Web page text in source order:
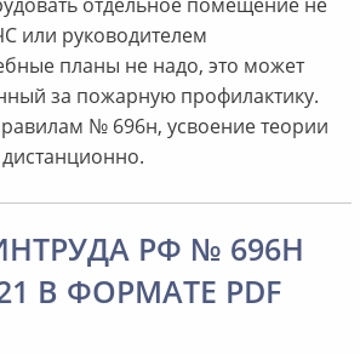
или руководителем
планы не надо, это может
за пожарную профилактику.
№ 696н, усвоение теории
РФ № 696Н
В ФОРМАТЕ PDF